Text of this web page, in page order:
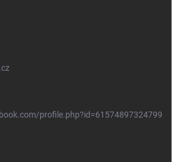
profile.php?id=61574897324799